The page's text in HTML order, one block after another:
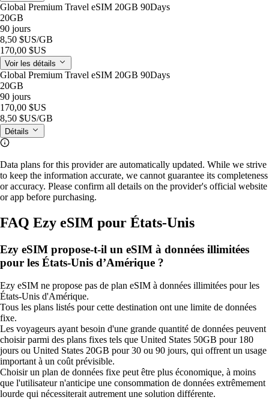
Global Premium Travel eSIM 20GB 90Days
20GB
90 jours
8,50 $US/GB
170,00 $US
Voir les détails
Global Premium Travel eSIM 20GB 90Days
20GB
90 jours
170,00 $US
8,50 $US/GB
Détails
Data plans for this provider are automatically updated. While we strive
to keep the information accurate, we cannot guarantee its completeness
or accuracy. Please confirm all details on the provider's official website
or app before purchasing.
FAQ Ezy eSIM pour États-Unis
Ezy eSIM propose-t-il un eSIM à données illimitées
pour les États-Unis d’Amérique ?
Ezy eSIM ne propose pas de plan eSIM à données illimitées pour les
États-Unis d'Amérique.
Tous les plans listés pour cette destination ont une limite de données
fixe.
Les voyageurs ayant besoin d'une grande quantité de données peuvent
choisir parmi des plans fixes tels que United States 50GB pour 180
jours ou United States 20GB pour 30 ou 90 jours, qui offrent un usage
important à un coût prévisible.
Choisir un plan de données fixe peut être plus économique, à moins
que l'utilisateur n'anticipe une consommation de données extrêmement
lourde qui nécessiterait autrement une solution différente.